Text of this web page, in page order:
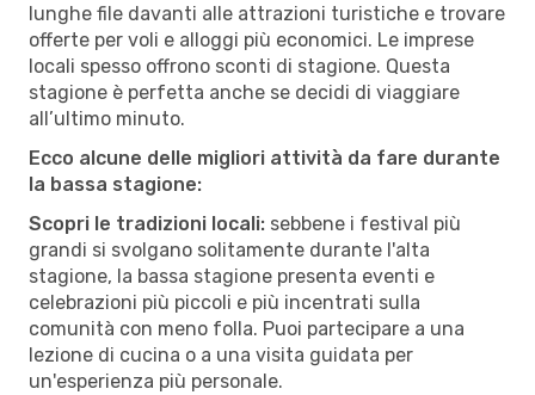
lunghe file davanti alle attrazioni turistiche e trovare
offerte per voli e alloggi più economici. Le imprese
locali spesso offrono sconti di stagione. Questa
stagione è perfetta anche se decidi di viaggiare
all’ultimo minuto.
Ecco alcune delle migliori attività da fare durante
la bassa stagione:
Scopri le tradizioni locali: sebbene i festival più
grandi si svolgano solitamente durante l'alta
stagione, la bassa stagione presenta eventi e
celebrazioni più piccoli e più incentrati sulla
comunità con meno folla. Puoi partecipare a una
lezione di cucina o a una visita guidata per
un'esperienza più personale.